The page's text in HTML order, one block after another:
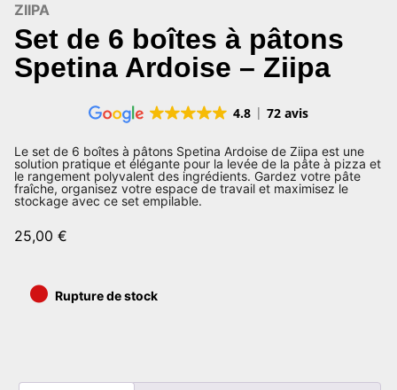
ZIIPA
Set de 6 boîtes à pâtons
Spetina Ardoise – Ziipa
4.8 72 avis
Le set de 6 boîtes à pâtons Spetina Ardoise de Ziipa est une
solution pratique et élégante pour la levée de la pâte à pizza et
le rangement polyvalent des ingrédients. Gardez votre pâte
fraîche, organisez votre espace de travail et maximisez le
stockage avec ce set empilable.
25,00 €
• Rupture de stock